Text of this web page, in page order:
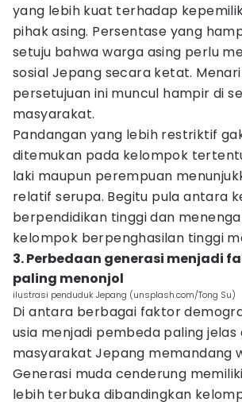
yang lebih kuat terhadap
pihak asing. Persentase yang
setuju bahwa warga asing perlu
sosial Jepang secara ketat.
persetujuan ini muncul hampir di
masyarakat.
Pandangan yang lebih restriktif
ditemukan pada kelompok
laki maupun perempuan
relatif serupa. Begitu pula antara
berpendidikan tinggi dan
kelompok berpenghasilan tinggi
3. Perbedaan generasi menjadi
paling menonjol
ilustrasi penduduk Jepang (unsplash.com/Tong Su)
Di antara berbagai faktor
usia menjadi pembeda paling
masyarakat Jepang memandang
Generasi muda cenderung
lebih terbuka dibandingkan